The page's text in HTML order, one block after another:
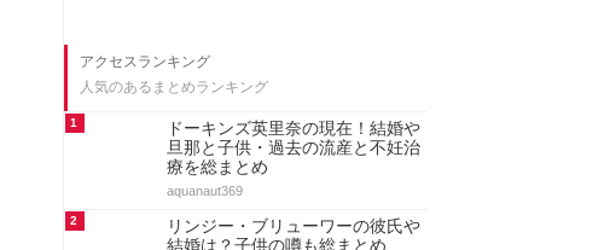
アクセスランキング
人気のあるまとめランキング
1
ドーキンズ英里奈の現在！結婚や
旦那と子供・過去の流産と不妊治
療を総まとめ
aquanaut369
2
リンジー・ブリューワーの彼氏や
結婚は？子供の噂も総まとめ